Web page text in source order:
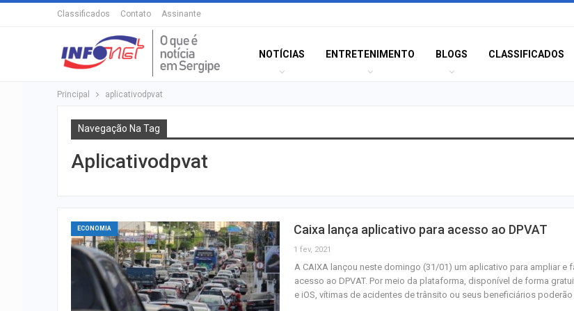
Classificados Contato Assinante
NOTÍCIAS ENTRETENIMENTO BLOGS CLASSIFICADOS
Principal aplicativodpvat
Navegação Na Tag
Aplicativodpvat
ECONOMIA Caixa lança aplicativo para acesso ao DPVAT
1 fev, 2021
A CAIXA lançou neste domingo (31/01) um aplicativo para ampliar e
acesso ao DPVAT. Por meio da plataforma, disponível de forma
e iOS, vítimas de acidentes de trânsito ou seus beneficiários poderão